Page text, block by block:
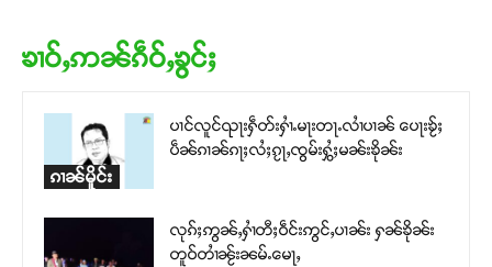
ၶၢဝ်ႇဢၼ်ၵဵဝ်ႇၶွင်ႈ
ၵၢၼ်မိူင်း
ပၢင်လူင်ၺႃးႁဵတ်းႁၢႆႉမႃးတႃႉလၢႆပၢၼ် ​​ပေႃးၶႂ်ႈ
ပဵၼ်ၵၢၼ်ၵႃႈလႆႈၵႂႃႇၸွမ်းႁွႆႈမၼ်းၶိုၼ်း
လုၵ်ႈဢွၼ်ႇႁၢႆတီႈဝဵင်းဢွင်ႇပၢၼ်း ႁၼ်ၶိုၼ်း
တူဝ်တၢႆၼႂ်းၼမ်ႉမေႃႇ